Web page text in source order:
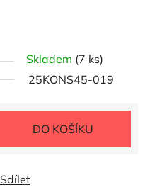
Skladem (7 ks)
25KONS45-019
DO KOŠÍKU
Sdílet